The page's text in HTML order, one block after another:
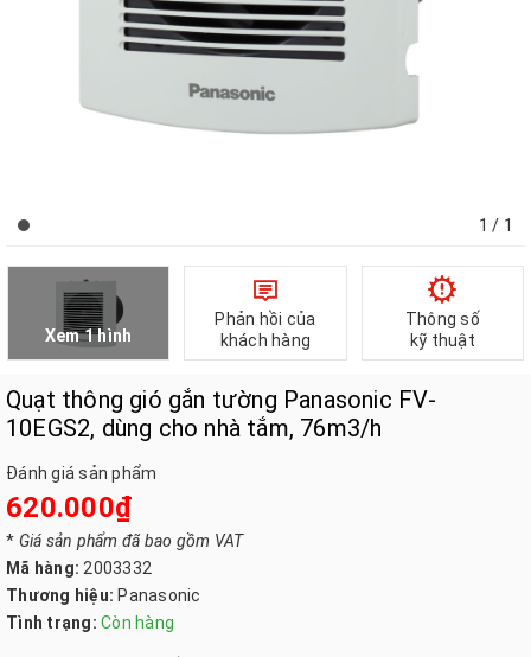
1 / 1
Xem 1 hình
Phản hồi của
khách hàng
Thông số
kỹ thuật
Quạt thông gió gắn tường Panasonic FV-
10EGS2, dùng cho nhà tắm, 76m3/h
Đánh giá sản phẩm
620.000₫
* Giá sản phẩm đã bao gồm VAT
Mã hàng: 2003332
Thương hiệu: Panasonic
Tình trạng: Còn hàng